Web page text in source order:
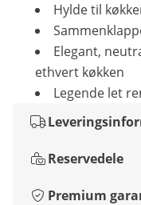
Hylde til
Elegant,
ethvert køkken
Legende let
Reservedele
Premium